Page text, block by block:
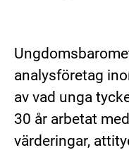
analysföretag
av vad unga
30 år arbetat
värderingar,